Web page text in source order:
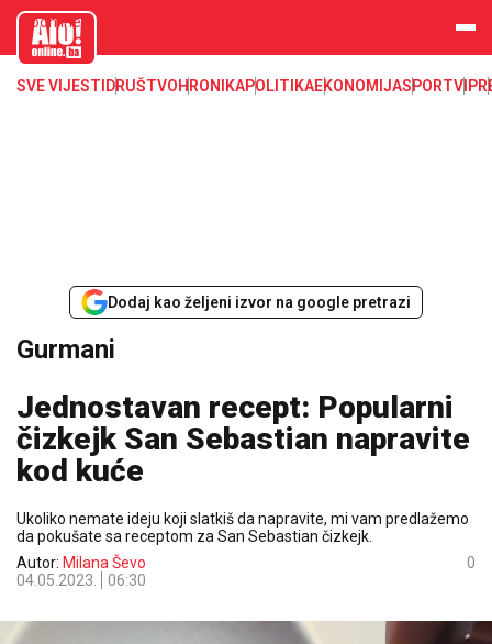
aloonline.b
SVE VIJESTI DRUŠTVOHRONIKAPOLITIKAEKONOMIJASPORTVIP
Dodaj kao željeni izvor na google pretrazi
Gurmani
Jednostavan recept: Popularni
čizkejk San Sebastian napravite
kod kuće
Ukoliko nemate ideju koji slatkiš da napravite, mi vam predlažemo
da pokušate sa receptom za San Sebastian čizkejk.
Autor: Milana Ševo
04.05.2023.
06:30
0